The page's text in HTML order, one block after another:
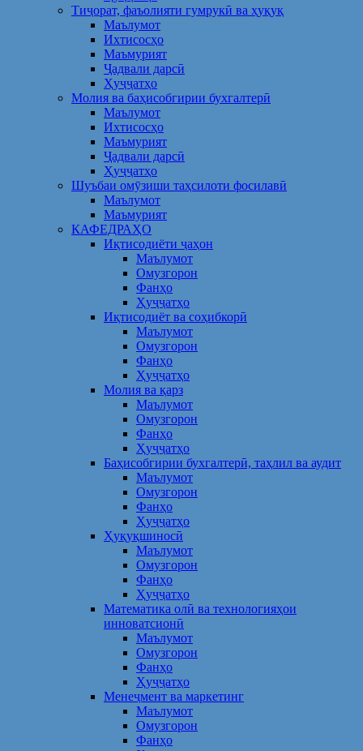
Тиҷорат, фаъолияти гумрукӣ ва ҳуқуқ
Маълумот
Ихтисосҳо
Маъмурият
Ҷадвали дарсӣ
Ҳуҷҷатҳо
Молия ва баҳисобгирии бухгалтерӣ
Маълумот
Ихтисосҳо
Маъмурият
Ҷадвали дарсӣ
Ҳуҷҷатҳо
Шуъбаи омӯзиши таҳсилоти фосилавӣ
Маълумот
Маъмурият
КАФЕДРАҲО
Иқтисодиёти ҷаҳон
Маълумот
Омузгорон
Фанҳо
Ҳуҷҷатҳо
Иқтисодиёт ва соҳибкорӣ
Маълумот
Омузгорон
Фанҳо
Ҳуҷҷатҳо
Молия ва қарз
Маълумот
Омузгорон
Фанҳо
Ҳуҷҷатҳо
Баҳисобгирии бухгалтерӣ, таҳлил ва аудит
Маълумот
Омузгорон
Фанҳо
Ҳуҷҷатҳо
Ҳуқуқшиносӣ
Маълумот
Омузгорон
Фанҳо
Ҳуҷҷатҳо
Математика олӣ ва технологияҳои
инноватсионӣ
Маълумот
Омузгорон
Фанҳо
Ҳуҷҷатҳо
Менеҷмент ва маркетинг
Маълумот
Омузгорон
Фанҳо